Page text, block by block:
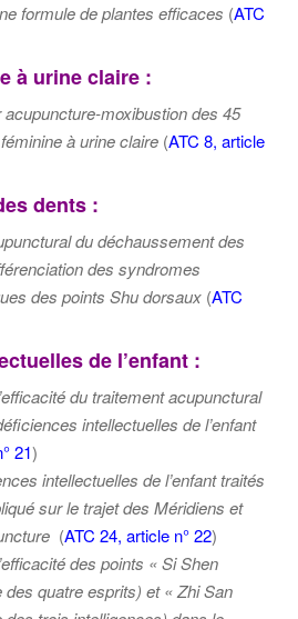
formule de plantes efficaces (ATC
à urine claire :
moxibustion des 45
à urine claire (ATC 8, article
dents :
du déchaussement des
des syndromes
des points Shu dorsaux (ATC
de l’enfant :
du traitement acupunctural
intellectuelles de l’enfant
21)
intellectuelles de l’enfant traités
sur le trajet des Méridiens et
(ATC 24, article n° 22)
des points « Si Shen
des quatre esprits) et « Zhi San